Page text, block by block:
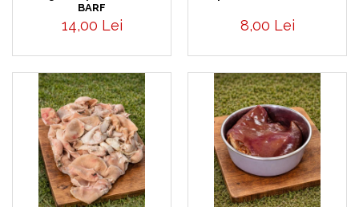
Accesorii Auto & Bicicletă
Botnițe
Identificare
Dresaj & Sport
BARF
14,00 Lei 8,00 Lei